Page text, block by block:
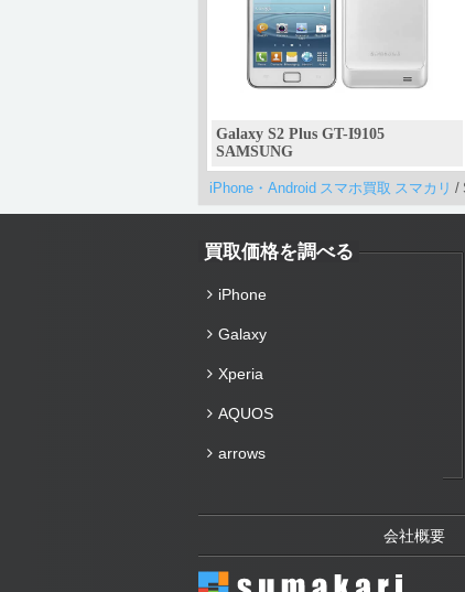
Galaxy S2 Plus GT-I9105
SAMSUNG
iPhone・Android スマホ買取 スマカリ /
買取価格を調べる
iPhone
Galaxy
Xperia
AQUOS
arrows
会社概要